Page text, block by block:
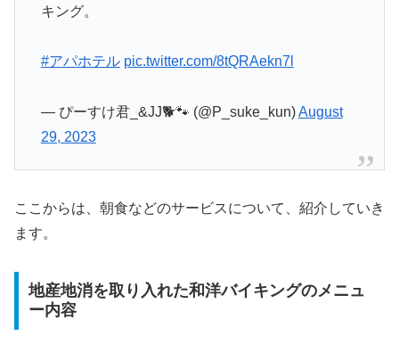
キング。
#アパホテル pic.twitter.com/8tQRAekn7l
— ぴーすけ君_&JJ🐕🐾 (@P_suke_kun)August
29, 2023
ここからは、朝食などのサービスについて、紹介していき
ます。
地産地消を取り入れた和洋バイキングのメニュ
ー内容